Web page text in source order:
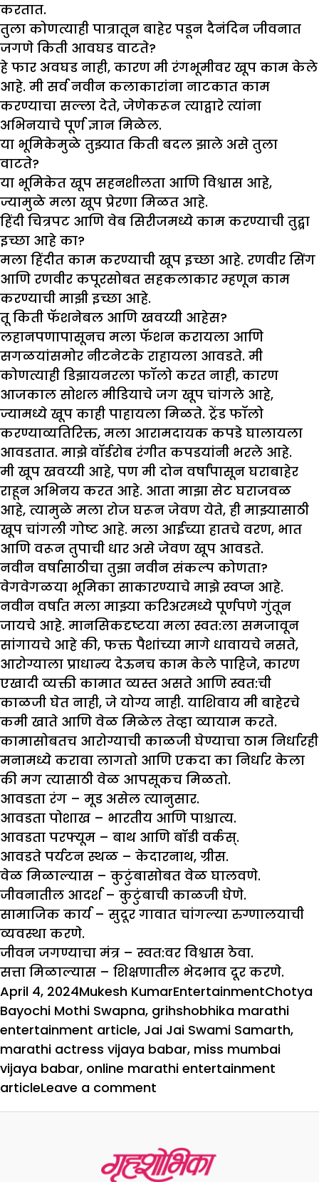
करतात.
तुला कोणत्याही पात्रातून बाहेर पडून दैनंदिन जीवनात
जगणे किती आवघड वाटते?
हे फार अवघड नाही, कारण मी रंगभूमीवर खूप काम केले
आहे. मी सर्व नवीन कलाकारांना नाटकात काम
करण्याचा सल्ला देते, जेणेकरून त्याद्वारे त्यांना
अभिनयाचे पूर्ण ज्ञान मिळेल.
या भूमिकेमुळे तुझ्यात किती बदल झाले असे तुला
वाटते?
या भूमिकेत खूप सहनशीलता आणि विश्वास आहे,
ज्यामुळे मला खूप प्रेरणा मिळत आहे.
हिंदी चित्रपट आणि वेब सिरीजमध्ये काम करण्याची तुद्ब्रा
इच्छा आहे का?
मला हिंदीत काम करण्याची खूप इच्छा आहे. रणवीर सिंग
आणि रणवीर कपूरसोबत सहकलाकार म्हणून काम
करण्याची माझी इच्छा आहे.
तू किती फॅशनेबल आणि खवय्यी आहेस?
लहानपणापासूनच मला फॅशन करायला आणि
सगळयांसमोर नीटनेटके राहायला आवडते. मी
कोणत्याही डिझायनरला फॉलो करत नाही, कारण
आजकाल सोशल मीडियाचे जग खूप चांगले आहे,
ज्यामध्ये खूप काही पाहायला मिळते. ट्रेंड फॉलो
करण्याव्यतिरिक्त, मला आरामदायक कपडे घालायला
आवडतात. माझे वॉर्डरोब रंगीत कपडयांनी भरले आहे.
मी खूप खवय्यी आहे, पण मी दोन वर्षांपासून घराबाहेर
राहून अभिनय करत आहे. आता माझा सेट घराजवळ
आहे, त्यामुळे मला रोज घरून जेवण येते, ही माझ्यासाठी
खूप चांगली गोष्ट आहे. मला आईच्या हातचे वरण, भात
आणि वरून तुपाची धार असे जेवण खूप आवडते.
नवीन वर्षासाठीचा तुझा नवीन संकल्प कोणता?
वेगवेगळया भूमिका साकारण्याचे माझे स्वप्न आहे.
नवीन वर्षात मला माझ्या करिअरमध्ये पूर्णपणे गुंतून
जायचे आहे. मानसिकदृष्टया मला स्वत:ला समजावून
सांगायचे आहे की, फक्त पैशांच्या मागे धावायचे नसते,
आरोग्याला प्राधान्य देऊनच काम केले पाहिजे, कारण
एखादी व्यक्ती कामात व्यस्त असते आणि स्वत:ची
काळजी घेत नाही, जे योग्य नाही. याशिवाय मी बाहेरचे
कमी खाते आणि वेळ मिळेल तेव्हा व्यायाम करते.
कामासोबतच आरोग्याची काळजी घेण्याचा ठाम निर्धारही
मनामध्ये करावा लागतो आणि एकदा का निर्धार केला
की मग त्यासाठी वेळ आपसूकच मिळतो.
आवडता रंग – मूड असेल त्यानुसार.
आवडता पोशाख – भारतीय आणि पाश्चात्य.
आवडता परफ्यूम – बाथ आणि बॉडी वर्कस्.
आवडते पर्यटन स्थळ – केदारनाथ, ग्रीस.
वेळ मिळाल्यास – कुटुंबासोबत वेळ घालवणे.
जीवनातील आदर्श – कुटुंबाची काळजी घेणे.
सामाजिक कार्य – सुदूर गावात चांगल्या रुग्णालयाची
व्यवस्था करणे.
जीवन जगण्याचा मंत्र – स्वत:वर विश्वास ठेवा.
सत्ता मिळाल्यास – शिक्षणातील भेदभाव दूर करणे.
Posted
on
April 4, 2024Author
Mukesh KumarCategories
EntertainmentTags
Chotya
Bayochi Mothi Swapna, grihshobhika marathi
entertainment article, Jai Jai Swami Samarth,
marathi actress vijaya babar, miss mumbai
vijaya babar, online marathi entertainment
articleLeave a comment
अभिनयाची
इच्छा’’